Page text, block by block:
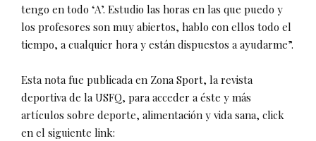
tengo en todo ‘A’. Estudio las horas en las que puedo y
los profesores son muy abiertos, hablo con ellos todo el
tiempo, a cualquier hora y están dispuestos a ayudarme”.
Esta nota fue publicada en Zona Sport, la revista
deportiva de la USFQ, para acceder a éste y más
artículos sobre deporte, alimentación y vida sana, click
en el siguiente link: